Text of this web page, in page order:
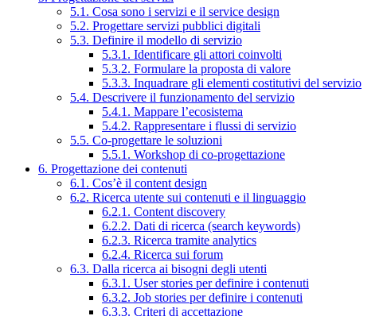
5.1. Cosa sono i servizi e il service design
5.2. Progettare servizi pubblici digitali
5.3. Definire il modello di servizio
5.3.1. Identificare gli attori coinvolti
5.3.2. Formulare la proposta di valore
5.3.3. Inquadrare gli elementi costitutivi del servizio
5.4. Descrivere il funzionamento del servizio
5.4.1. Mappare l’ecosistema
5.4.2. Rappresentare i flussi di servizio
5.5. Co-progettare le soluzioni
5.5.1. Workshop di co-progettazione
6. Progettazione dei contenuti
6.1. Cos’è il content design
6.2. Ricerca utente sui contenuti e il linguaggio
6.2.1. Content discovery
6.2.2. Dati di ricerca (search keywords)
6.2.3. Ricerca tramite analytics
6.2.4. Ricerca sui forum
6.3. Dalla ricerca ai bisogni degli utenti
6.3.1. User stories per definire i contenuti
6.3.2. Job stories per definire i contenuti
6.3.3. Criteri di accettazione